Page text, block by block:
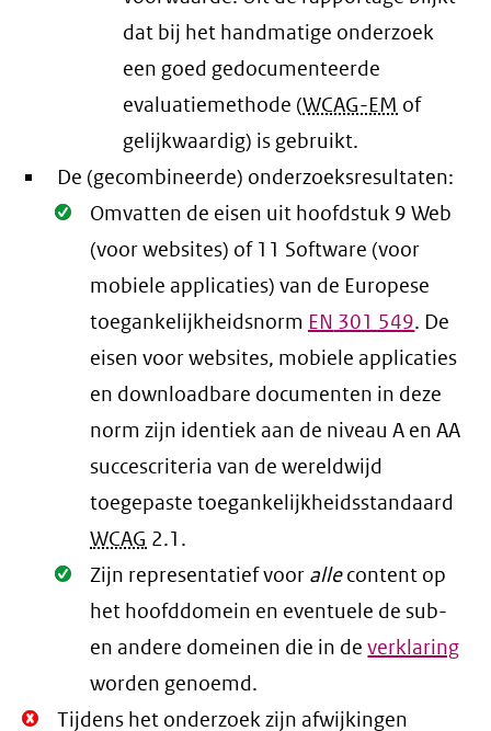
dat bij het handmatige onderzoek
een goed gedocumenteerde
evaluatiemethode (WCAG-EM of
gelijkwaardig) is gebruikt.
De (gecombineerde) onderzoeksresultaten:
Oké.
Omvatten de eisen uit hoofdstuk 9 Web
(voor websites) of 11 Software (voor
mobiele applicaties) van de Europese
toegankelijkheidsnorm EN 301 549. De
eisen voor websites, mobiele applicaties
en downloadbare documenten in deze
norm zijn identiek aan de niveau A en AA
succescriteria van de wereldwijd
toegepaste toegankelijkheidsstandaard
WCAG 2.1 .
Oké.
Zijn representatief voor allecontent op
het hoofddomein en eventuele de sub-
en andere domeinen die in deverklaring
worden genoemd.
Niet
Tijdens het onderzoek zijn afwijkingen